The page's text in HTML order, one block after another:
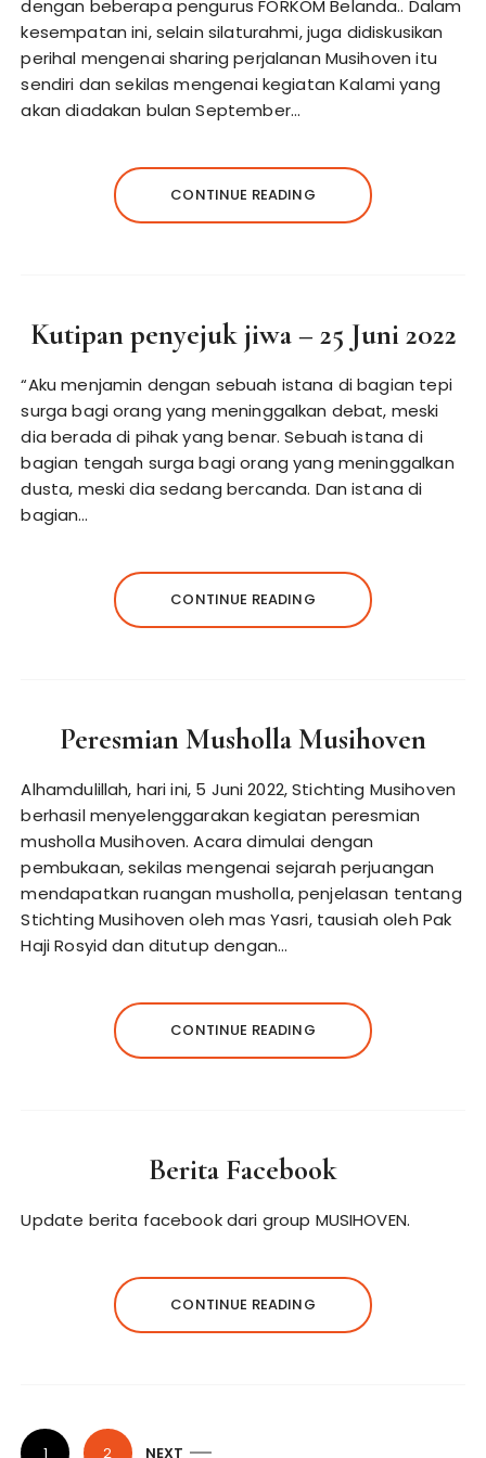
dengan beberapa pengurus FORKOM Belanda.. Dalam
kesempatan ini, selain silaturahmi, juga didiskusikan
perihal mengenai sharing perjalanan Musihoven itu
sendiri dan sekilas mengenai kegiatan Kalami yang
akan diadakan bulan September…
CONTINUE READING
Kutipan penyejuk jiwa – 25 Juni 2022
“Aku menjamin dengan sebuah istana di bagian tepi
surga bagi orang yang meninggalkan debat, meski
dia berada di pihak yang benar. Sebuah istana di
bagian tengah surga bagi orang yang meninggalkan
dusta, meski dia sedang bercanda. Dan istana di
bagian…
CONTINUE READING
Peresmian Musholla Musihoven
Alhamdulillah, hari ini, 5 Juni 2022, Stichting Musihoven
berhasil menyelenggarakan kegiatan peresmian
musholla Musihoven. Acara dimulai dengan
pembukaan, sekilas mengenai sejarah perjuangan
mendapatkan ruangan musholla, penjelasan tentang
Stichting Musihoven oleh mas Yasri, tausiah oleh Pak
Haji Rosyid dan ditutup dengan…
CONTINUE READING
Berita Facebook
Update berita facebook dari group MUSIHOVEN.
CONTINUE READING
P 1 2 NEXT